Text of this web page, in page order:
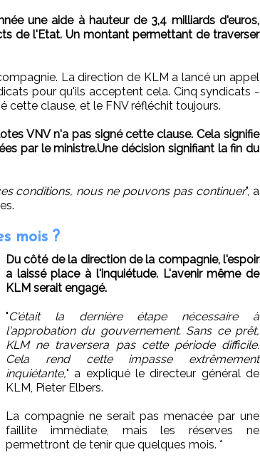
une aide à hauteur de 3,4 milliards d'euros,
de l'Etat. Un montant permettant de traverser
La direction de KLM a lancé un appel
pour qu'ils acceptent cela. Cinq syndicats -
cette clause, et le FNV réfléchit toujours.
VNV n'a pas signé cette clause. Cela signifie
par le ministre.Une décision signifiant la fin du
conditions, nous ne pouvons pas continuer", a
mois ?
Du côté de la direction de la compagnie, l'espoir
a laissé place à l'inquiétude. L'avenir même de
KLM serait engagé.
"C'était la dernière étape nécessaire à
l'approbation du gouvernement. Sans ce prêt,
KLM ne traversera pas cette période difficile.
Cela rend cette impasse extrêmement
inquiétante," a expliqué le directeur général de
KLM, Pieter Elbers.
La compagnie ne serait pas menacée par une
faillite immédiate, mais les réserves ne
permettront de tenir que quelques mois. *